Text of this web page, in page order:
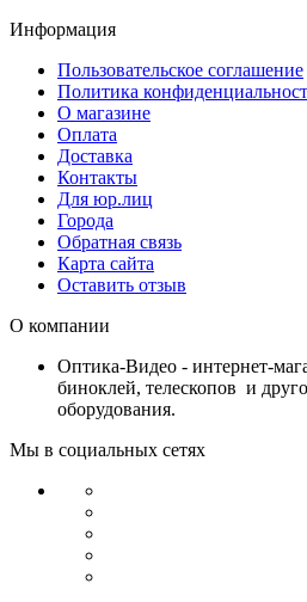
Информация
Пользовательское соглашение
Политика
О магазине
Оплата
Доставка
Контакты
Для юр.лиц
Города
Обратная связь
Карта сайта
Оставить отзыв
О компании
Оптика-Видео - интернет-
биноклей, телескопов и
оборудования.
Мы в социальных сетях